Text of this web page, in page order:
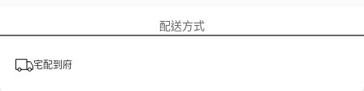
配送方式
宅配到府